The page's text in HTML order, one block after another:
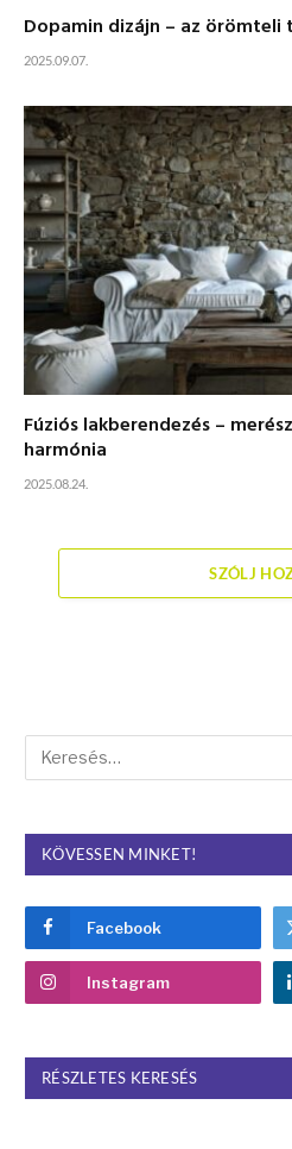
Dopamin dizájn – az örömteli
2025.09.07.
Fúziós lakberendezés –
harmónia
2025.08.24.
SZÓLJ
KÖVESSEN MINKET!
Facebook
Instagram
RÉSZLETES KERESÉS